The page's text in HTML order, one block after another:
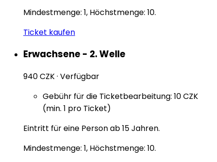
Mindestmenge: 1, Höchstmenge: 10.
Ticket kaufen
Erwachsene - 2. Welle
940 CZK· Verfügbar
Gebühr für die Ticketbearbeitung: 10 CZK
(min. 1 pro Ticket)
Eintritt für eine Person ab 15 Jahren.
Mindestmenge: 1, Höchstmenge: 10.